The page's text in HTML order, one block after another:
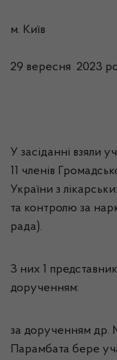
м.
29 вересня 2023
У засіданні взяли
11 членів
України з
та контролю за
рада).
З них 1
дорученням:
за дорученням др.
Парамбата бере